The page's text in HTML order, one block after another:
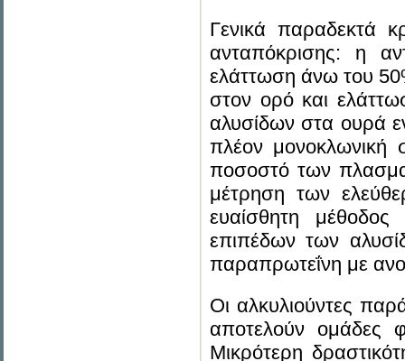
Γενικά παραδεκτά
ανταπόκρισης: η
ελάττωση άνω του
στον ορό και
αλυσίδων στα ουρά
πλέον μονοκλωνική
ποσοστό των
μέτρηση των
ευαίσθητη
επιπέδων των
παραπρωτεΐνη με
Οι αλκυλιούντες
αποτελούν ομάδες
Μικρότερη